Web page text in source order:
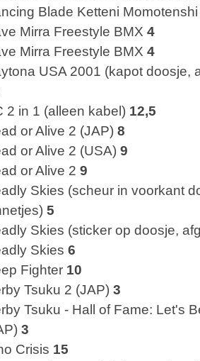
Blade Ketteni
Mirra Freestyle BMX 4
Mirra Freestyle BMX 4
USA 2001 (kapot doosje,
2 in 1 (alleen kabel) 12,5
or Alive 2 (JAP) 8
or Alive 2 (USA) 9
or Alive 2 9
Skies (scheur in voorkant
5
Skies (sticker op doosje,
Skies 6
Fighter 10
Tsuku 2 (JAP) 3
Tsuku - Hall of Fame: Let's
3
Crisis 15